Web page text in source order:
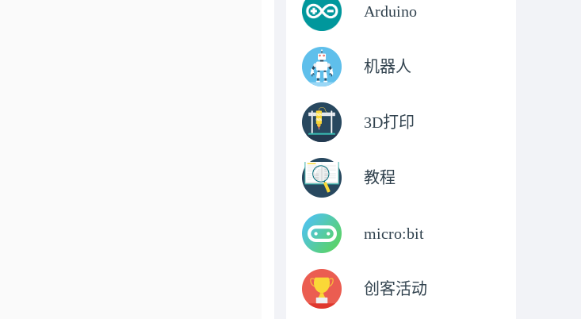
Arduino
机器人
3D打印
教程
micro:bit
创客活动